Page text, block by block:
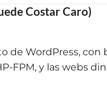
Costar Caro)
de WordPress, con
FPM, y las webs